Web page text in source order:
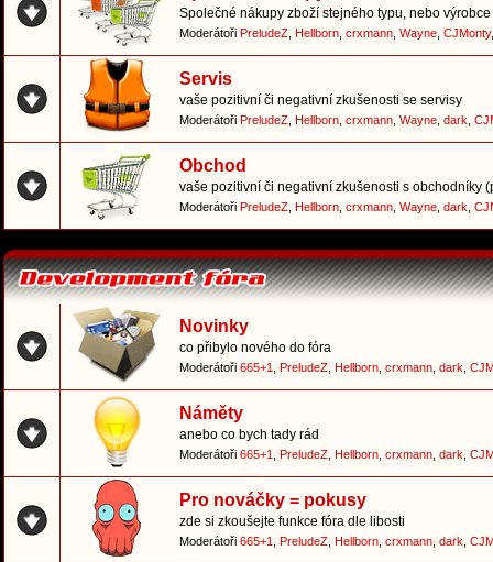
Společné nákupy zboží stejného typu, nebo
Moderátoři PreludeZ Hellborn crxmann Wayne CJMonty
Servis
vaše pozitivní či negativní zkušenosti se servisy
Moderátoři PreludeZ Hellborn crxmann Wayne dark
Obchod
vaše pozitivní či negativní zkušenosti s obchodníky
Moderátoři PreludeZ Hellborn crxmann Wayne dark
Novinky
co přibylo nového do fóra
Moderátoři 665+1 PreludeZ Hellborn crxmann dark
Náměty
anebo co bych tady rád
Moderátoři 665+1 PreludeZ Hellborn crxmann dark
Pro nováčky = pokusy
zde si zkoušejte funkce fóra dle libosti
Moderátoři 665+1 PreludeZ Hellborn crxmann dark